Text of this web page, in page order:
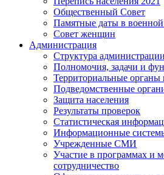
Общественный Совет
Памятные даты в
Совет женщин
Администрация
Структура
Полномочия, задачи и
Территориальные органы
Подведомственные
Защита населения
Результаты проверок
Статистическая
Информационные
Учрежденные СМИ
Участие в программах и
сотрудничество